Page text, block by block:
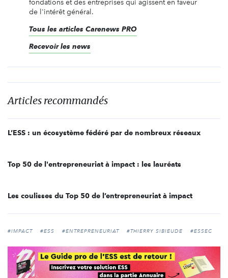
fondations et des entreprises qui agissent en faveur
de l'intérêt général.
Tous les articles Carenews PRO
Recevoir les news
Articles recommandés
L’ESS : un écosystème fédéré par de nombreux réseaux
Top 50 de l'entrepreneuriat à impact : les lauréats
Les coulisses du Top 50 de l’entrepreneuriat à impact
#IMPACT #ESS #ENTREPRENEURIAT #THIERRY SIBIEUDE #ESSEC